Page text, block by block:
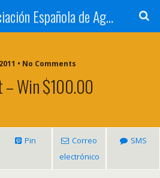
Aeapaf - Asociación Española de Agencias de Prensa y Archivos Fotográficos
• No Comments
– Win $100.00
Pin
Correo
electrónico
SMS